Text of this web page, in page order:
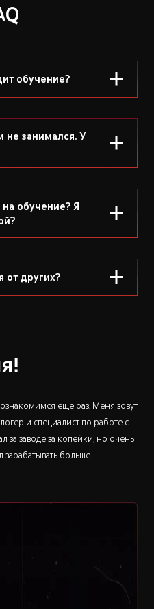
обучение?
не занимался. У
обучение? Я
от других?
еще раз. Меня зовут
и специалист по работе с
за заводе за копейки, но очень
больше.